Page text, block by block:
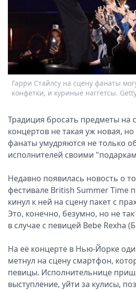
Спецпроекты
Выборы
2026
Скачай
Metro
Гарри Стайлсу на сцену фанаты
конфетки, и куриные наггетсы.
Традиция бросать предметы на
концертов не такая уж новая,
фанаты умудряются не только
исполнителей своими
Недавно появилась новость о
фестивале British Summer Time
кинул к ней на сцену пакет с
Это, конечно, безумно, но не
в случае с певицей Bebe Rexha
На её концерте в Нью-Йорке
метнул на сцену смартфон,
певицы. Исполнительнице
выступление, уйти за кулисы,